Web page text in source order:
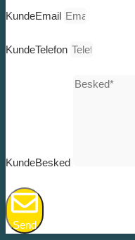
KundeEmail
KundeTelefon
KundeBesked
Send